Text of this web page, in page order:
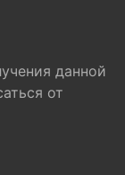
данной
от